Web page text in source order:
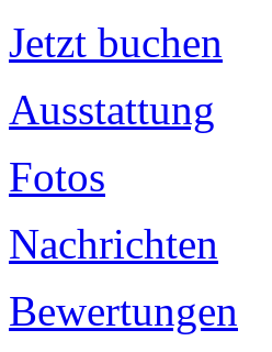
Jetzt buchen
Ausstattung
Fotos
Nachrichten
Bewertungen